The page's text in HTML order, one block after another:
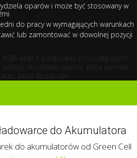
oparów i może być stosowany w
do pracy w wymagających warunkach
lub zamontować w dowolnej pozycji
do Akumulatora
do akumulatorów od Green Cell